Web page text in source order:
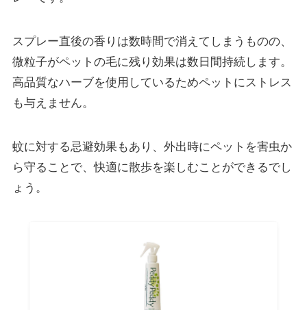
スプレー直後の香りは数時間で消えてしまうものの、
微粒子がペットの毛に残り効果は数日間持続します。
高品質なハーブを使用しているためペットにストレス
も与えません。
蚊に対する忌避効果もあり、外出時にペットを害虫か
ら守ることで、快適に散歩を楽しむことができるでし
ょう。